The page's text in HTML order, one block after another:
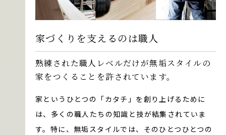
家づくりを支えるのは職人
熟練された職人レベルだけが無垢スタイルの
家をつくることを許されています。
家というひとつの「カタチ」を創り上げるために
は、多くの職人たちの知識と技が結集されていま
す。特に、無垢スタイルでは、そのひとつひとつの